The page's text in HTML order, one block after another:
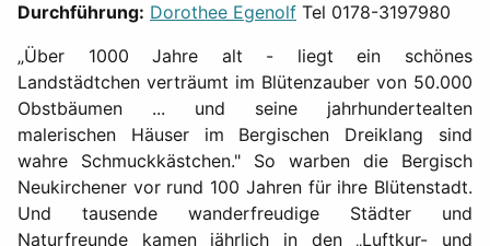
Durchführung: Dorothee Egenolf Tel 0178-3197980
„Über 1000 Jahre alt - liegt ein schönes
Landstädtchen verträumt im Blütenzauber von 50.000
Obstbäumen ... und seine jahrhundertealten
malerischen Häuser im Bergischen Dreiklang sind
wahre Schmuckkästchen." So warben die Bergisch
Neukirchener vor rund 100 Jahren für ihre Blütenstadt.
Und tausende wanderfreudige Städter und
Naturfreunde kamen jährlich in den „Luftkur- und